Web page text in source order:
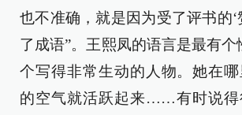
也不准确，就是因为受了评书的‘
了成语”。王熙凤的语言是最有个
个写得非常生动的人物。她在
的空气就活跃起来……有时说得